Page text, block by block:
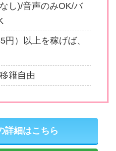
し)/音声のみOK/バ
円）以上を稼げば、
籍自由
詳細はこちら